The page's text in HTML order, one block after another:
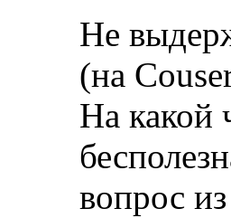
Не
(на
На какой
вопрос